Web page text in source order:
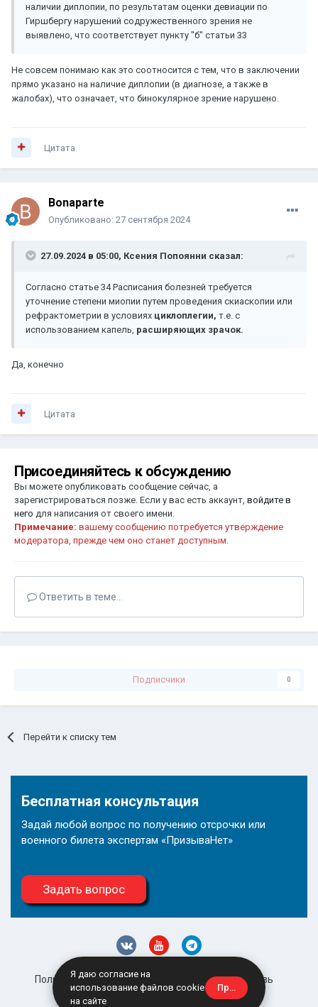
наличии диплопии, по результатам оценки девиации по
Гиршбергу нарушений содружественного зрения не
выявлено, что соответствует пункту "б" статьи 33
Не совсем понимаю как это соотносится с тем, что в заключении
прямо указано на наличие диплопии (в диагнозе, а также в
жалобах), что означает, что бинокулярное зрение нарушено.
Цитата
Bonaparte
Опубликовано: 27 сентября 2024
27.09.2024 в 05:00, Ксения Попоянни сказал:
Согласно статье 34 Расписания болезней требуется
уточнение степени миопии путем проведения скиаскопии или
рефрактометрии в условиях циклоплегии, т.е. с
использованием капель, расширяющих зрачок.
Да, конечно
Цитата
Присоединяйтесь к обсуждению
Вы можете опубликовать сообщение сейчас, а
зарегистрироваться позже. Если у вас есть аккаунт, войдите в
него для написания от своего имени.
Примечание: вашему сообщению потребуется утверждение
модератора, прежде чем оно станет доступным.
Ответить в теме...
Подписчики 0
Перейти к списку тем
Бесплатная консультация
Задай любой вопрос по получению отсрочки или
военного билета экспертам «ПризываНет»
Задать вопрос
Политика конфиденциальности
Обратная связь
site@prizyvanet.ru
Я даю согласие на
использование файлов cookie
на сайте
Принять